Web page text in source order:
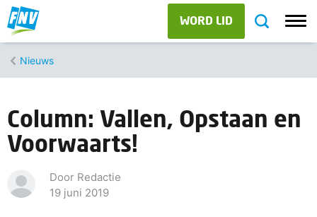
WORD LID
Nieuws
Column: Vallen, Opstaan en
Voorwaarts!
Door Redactie
19 juni 2019